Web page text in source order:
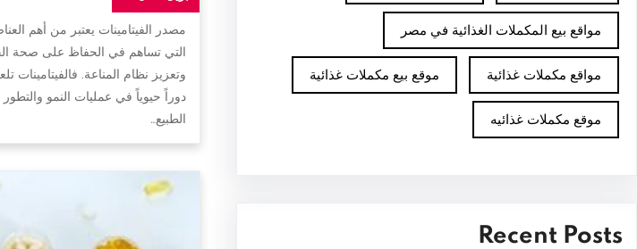
مواقع بيع المكملات الغذائية في مصر
مواقع مكملات غذائية موقع بيع مكملات غذائية
موقع مكملات غذائيه
Recent Posts
مصدر الفيتامينات يعتبر من أهم
التي تساهم في الحفاظ على صحة
وتعزيز نظام المناعة. فالفيتامينات
دوراً حيوياً في عمليات النمو والتطور
الطبيع…